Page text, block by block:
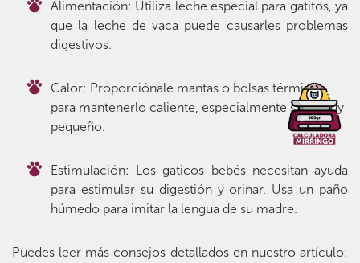
Alimentación: Utiliza leche especial para gatitos, ya
que la leche de vaca puede causarles problemas
digestivos.
Calor: Proporciónale mantas o bolsas térmicas
para mantenerlo caliente, especialmente si es muy
pequeño.
Estimulación: Los gaticos bebés necesitan ayuda
para estimular su digestión y orinar. Usa un paño
húmedo para imitar la lengua de su madre.
Puedes leer más consejos detallados en nuestro artículo: